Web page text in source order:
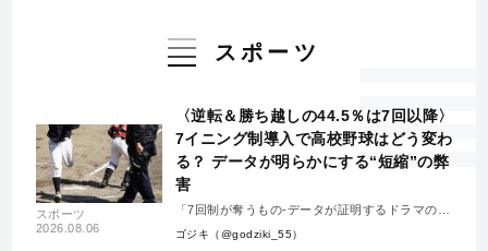
スポーツ
スポーツ
2026.08.06
〈逆転＆勝ち越しの44.5％は7回以降〉
7イニング制導入で高校野球はどう変わ
る？ データが明らかにする“短縮”の弊
害
「7回制が奪うもの-データが証明するドラマの消
失-」
ゴジキ（@godziki_55）